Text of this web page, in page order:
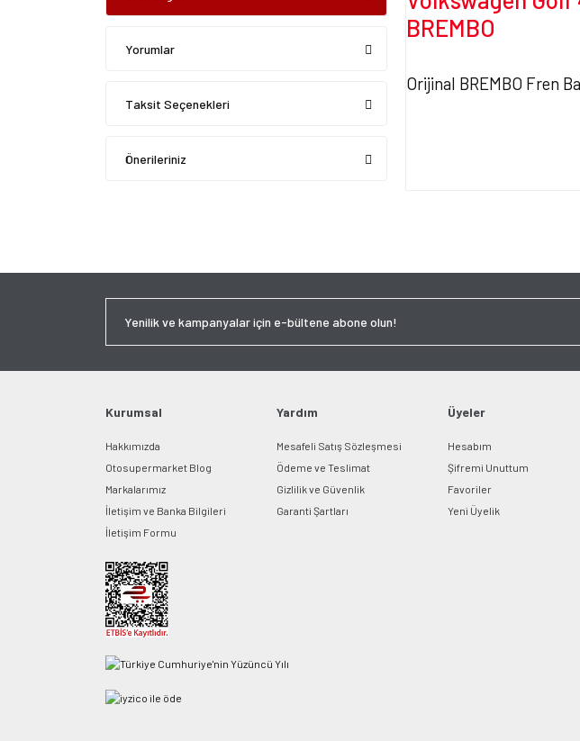
Yorumlar
Taksit Seçenekleri
Önerileriniz
BREMBO
Orijinal BREMBO Fren
Kurumsal
Hakkımızda
Otosupermarket Blog
Markalarımız
İletişim ve Banka Bilgileri
İletişim Formu
Yardım
Mesafeli Satış Sözleşmesi
Ödeme ve Teslimat
Gizlilik ve Güvenlik
Garanti Şartları
Üyeler
Hesabım
Şifremi Unuttum
Favoriler
Yeni Üyelik